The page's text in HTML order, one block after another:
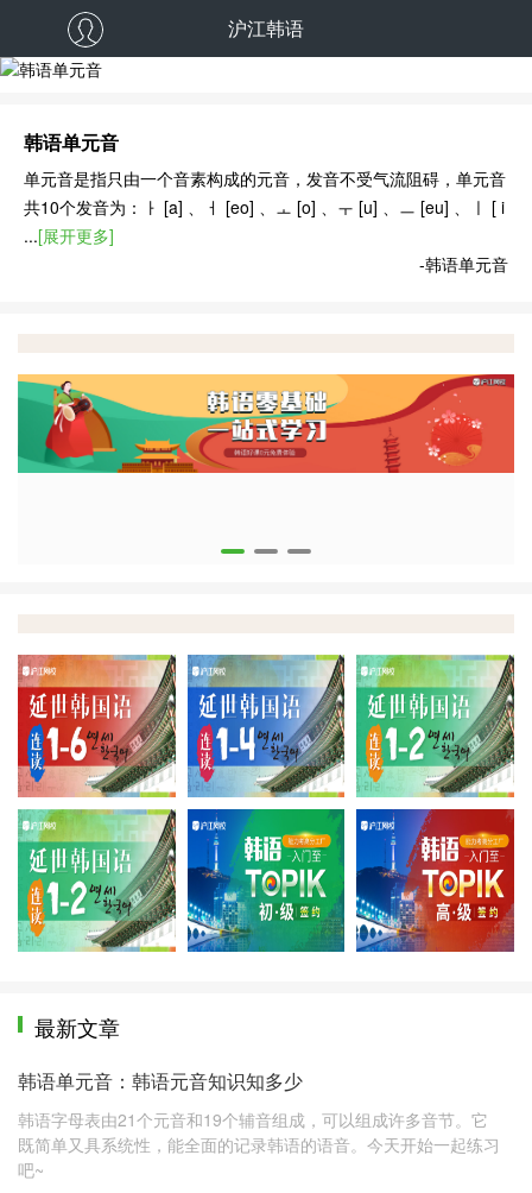
沪江韩语
韩语单元音
韩语单元音
单元音是指只由一个音素构成的元音，发音不受气流阻碍，单元音
共10个发音为：ㅏ [a] 、ㅓ [eo] 、ㅗ [o] 、ㅜ [u] 、ㅡ [eu] 、ㅣ [ i
...[展开更多]
-韩语单元音
延世韩国语1-6 延世韩国语1-4 延
新标韩零至高级 零至topik初级
最新文章
韩语单元音：韩语元音知识知多少
韩语字母表由21个元音和19个辅音组成，可以组成许多音节。它
既简单又具系统性，能全面的记录韩语的语音。今天开始一起练习
吧~